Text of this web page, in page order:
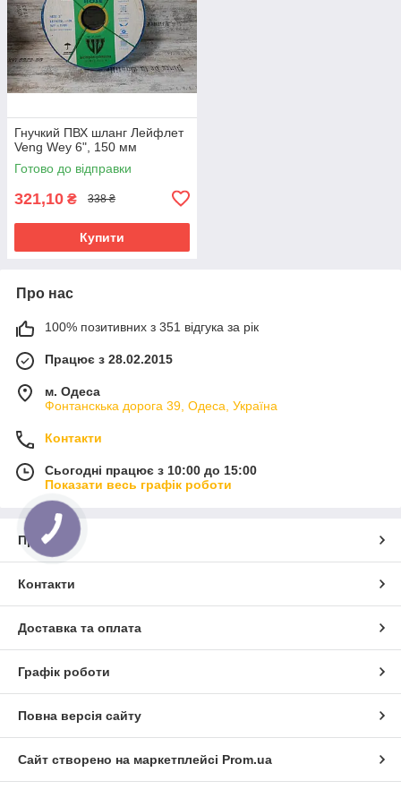
Гнучкий ПВХ шланг Лейфлет
Veng Wey 6", 150 мм
Готово до відправки
321,10 ₴ 338 ₴
Купити
Про нас
100% позитивних з 351 відгука за рік
Працює з 28.02.2015
м. Одеса
Фонтанскька дорога 39, Одеса, Україна
Контакти
Сьогодні працює з 10:00 до 15:00
Показати весь графік роботи
Про нас
Контакти
Доставка та оплата
Графік роботи
Повна версія сайту
Сайт створено на маркетплейсі Prom.ua